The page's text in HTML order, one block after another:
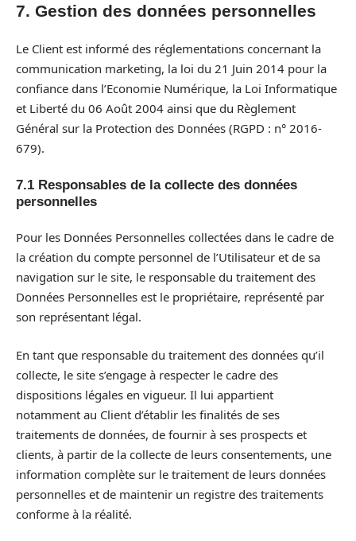
7. Gestion des données personnelles
Le Client est informé des réglementations concernant la
communication marketing, la loi du 21 Juin 2014 pour la
confiance dans l’Economie Numérique, la Loi Informatique
et Liberté du 06 Août 2004 ainsi que du Règlement
Général sur la Protection des Données (RGPD : n° 2016-
679).
7.1 Responsables de la collecte des données
personnelles
Pour les Données Personnelles collectées dans le cadre de
la création du compte personnel de l’Utilisateur et de sa
navigation sur le site, le responsable du traitement des
Données Personnelles est le propriétaire, représenté par
son représentant légal.
En tant que responsable du traitement des données qu’il
collecte, le site s’engage à respecter le cadre des
dispositions légales en vigueur. Il lui appartient
notamment au Client d’établir les finalités de ses
traitements de données, de fournir à ses prospects et
clients, à partir de la collecte de leurs consentements, une
information complète sur le traitement de leurs données
personnelles et de maintenir un registre des traitements
conforme à la réalité.